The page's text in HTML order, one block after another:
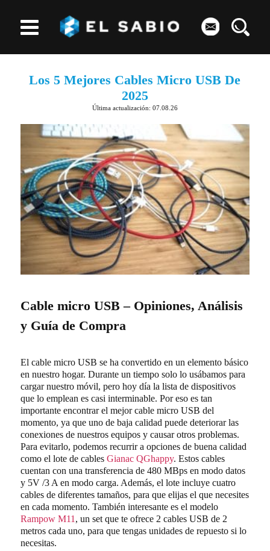
Los 5 Mejores Cables Micro USB De
2025
Última actualización: 07.08.26
Cable micro USB – Opiniones, Análisis
y Guía de Compra
El cable micro USB se ha convertido en un elemento básico
en nuestro hogar. Durante un tiempo solo lo usábamos para
cargar nuestro móvil, pero hoy día la lista de dispositivos
que lo emplean es casi interminable. Por eso es tan
importante encontrar el mejor cable micro USB del
momento, ya que uno de baja calidad puede deteriorar las
conexiones de nuestros equipos y causar otros problemas.
Para evitarlo, podemos recurrir a opciones de buena calidad
como el lote de cables Gianac QGhappy. Estos cables
cuentan con una transferencia de 480 MBps en modo datos
y 5V /3 A en modo carga. Además, el lote incluye cuatro
cables de diferentes tamaños, para que elijas el que necesites
en cada momento. También interesante es el modelo
Rampow M11 , un set que te ofrece 2 cables USB de 2
metros cada uno, para que tengas unidades de repuesto si lo
necesitas.